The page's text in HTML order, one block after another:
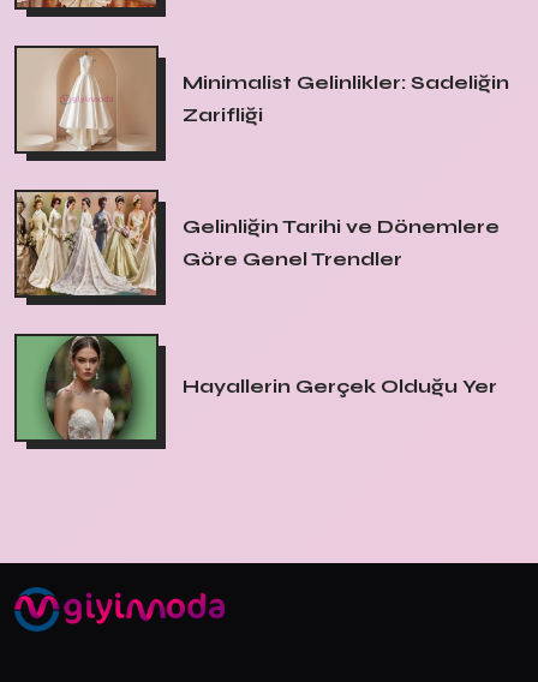
Minimalist Gelinlikler: Sadeliğin
Zarifliği
Gelinliğin Tarihi ve Dönemlere
Göre Genel Trendler
Hayallerin Gerçek Olduğu Yer